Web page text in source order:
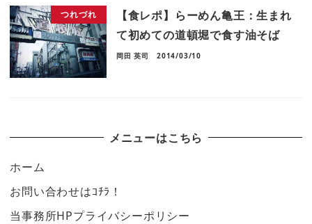
つれづれ
【食レポ】らーめん亀王：生まれ
て初めての道頓堀で食す油そば
岡田 英司 2014/03/10
メニューはこちら
ホーム
お問い合わせはｺﾁﾗ！
当事務所HPプライバシーポリシー